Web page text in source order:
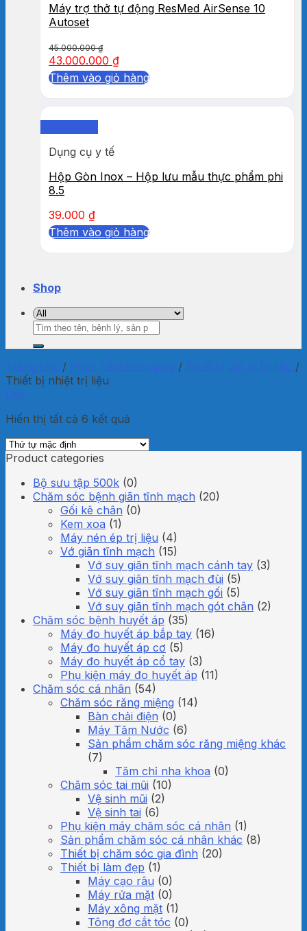
Máy trợ thở tự động ResMed AirSense 10
Autoset
45.000.000₫
43.000.000 ₫
Thêm vào giỏ hàng
Dụng cụ y tế
Hộp Gòn Inox – Hộp lưu mẫu thực phẩm phi
8.5
39.000 ₫
Thêm vào giỏ hàng
Shop
Tìm
kiếm:
Trang chủ / Phục hồi chức năng / Thiết bị vật lý trị liệu /
Thiết bị nhiệt trị liệu
Lọc
Hiển thị tất cả 6 kết quả
Product categories
Bộ sưu tập 500k (0)
Chăm sóc bệnh giãn tĩnh mạch (20)
Gối kê chân (0)
Kem xoa (1)
Máy nén ép trị liệu (4)
Vớ giãn tĩnh mạch (15)
Vớ suy giãn tĩnh mạch cánh tay (3)
Vớ suy giãn tĩnh mạch đùi (5)
Vớ suy giãn tĩnh mạch gối (5)
Vớ suy giãn tĩnh mạch gót chân (2)
Chăm sóc bệnh huyết áp (35)
Máy đo huyết áp bắp tay (16)
Máy đo huyết áp cơ (5)
Máy đo huyết áp cổ tay (3)
Phụ kiện máy đo huyết áp (11)
Chăm sóc cá nhân (54)
Chăm sóc răng miệng (14)
Bàn chải điện (0)
Máy Tăm Nước (6)
Sản phẩm chăm sóc răng miệng khác
(7)
Tăm chỉ nha khoa (0)
Chăm sóc tai mũi (10)
Vệ sinh mũi (2)
Vệ sinh tai (6)
Phụ kiện máy chăm sóc cá nhân (1)
Sản phẩm chăm sóc cá nhân khác (8)
Thiết bị chăm sóc gia đình (20)
Thiết bị làm đẹp (1)
Máy cạo râu (0)
Máy rửa mặt (0)
Máy xông mặt (1)
Tông đơ cắt tóc (0)